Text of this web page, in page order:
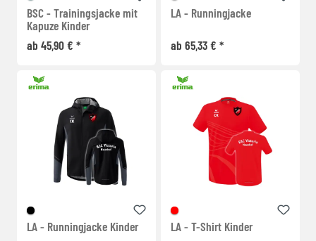
BSC - Trainingsjacke mit
Kapuze Kinder
ab 45,90 € *
LA - Runningjacke
ab 65,33 € *
LA - Runningjacke Kinder LA - T-Shirt Kinder